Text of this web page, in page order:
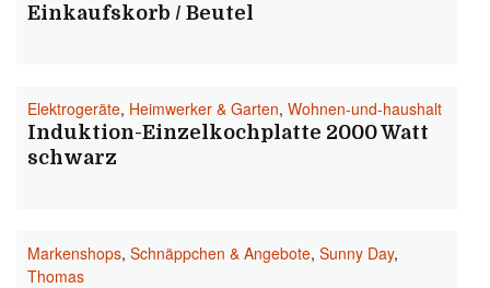
Einkaufskorb / Beutel
Elektrogeräte, Heimwerker & Garten, Wohnen-und-haushalt
Induktion-Einzelkochplatte 2000 Watt
schwarz
Markenshops, Schnäppchen & Angebote, Sunny Day,
Thomas